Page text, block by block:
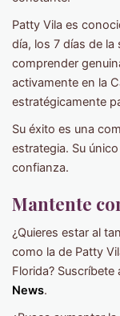
Patty Vila es
día, los 7 días de
comprender
activamente en la
estratégicamente
Su éxito es una
estrategia. Su
confianza.
Mantente
¿Quieres estar al
como la de Patty
Florida?
News.